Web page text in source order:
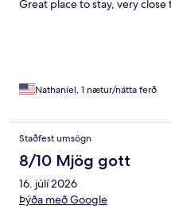
Great place to stay, very close
Nathaniel, 1 nætur/nátta ferð
Staðfest umsögn
8/10 Mjög gott
16. júlí 2026
Þýða með Google